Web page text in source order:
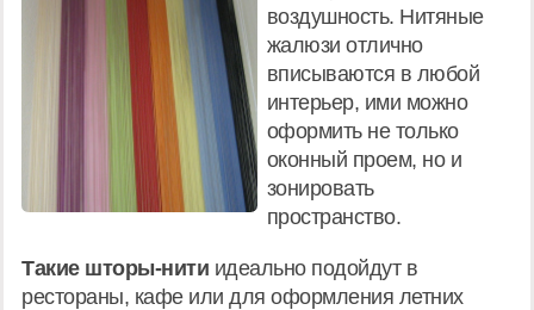
воздушность. Нитяные
жалюзи отлично
вписываются в любой
интерьер, ими можно
оформить не только
оконный проем, но и
зонировать
пространство.
Такие шторы-нити идеально подойдут в
рестораны, кафе или для оформления летних